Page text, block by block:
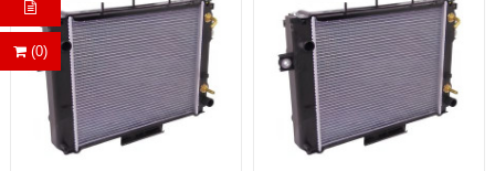
(0)